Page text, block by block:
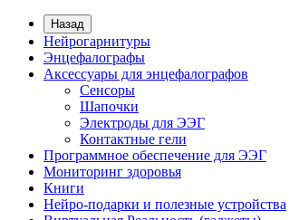
Назад
Нейрогарнитуры
Энцефалографы
Аксессуары для энцефалографов
Сенсоры
Шапочки
Электроды для ЭЭГ
Контактные гели
Программное обеспечение для ЭЭГ
Мониторинг здоровья
Книги
Нейро-подарки и полезные устройства